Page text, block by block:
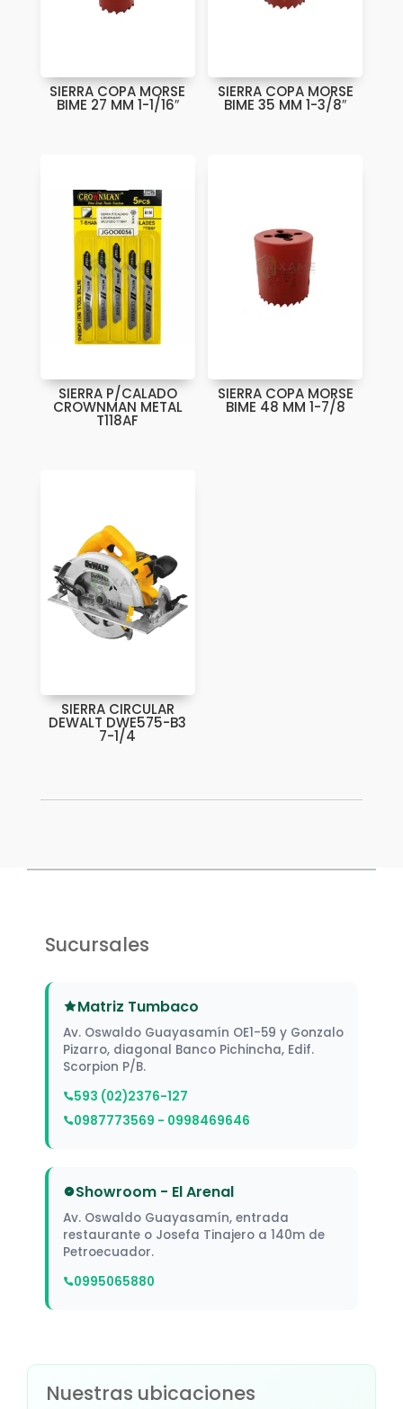
SIERRA COPA MORSE
BIME 27 MM 1-1/16″
SIERRA COPA MORSE
BIME 35 MM 1-3/8″
SIERRA P/CALADO
CROWNMAN METAL
T118AF
SIERRA COPA MORSE
BIME 48 MM 1-7/8
SIERRA CIRCULAR
DEWALT DWE575-B3
7-1/4
Sucursales
Matriz Tumbaco
Av. Oswaldo Guayasamín OE1-59 y Gonzalo
Pizarro, diagonal Banco Pichincha, Edif.
Scorpion P/B.
593 (02)2376-127
0987773569 - 0998469646
Showroom - El Arenal
Av. Oswaldo Guayasamín, entrada
restaurante o Josefa Tinajero a 140m de
Petroecuador.
0995065880
Nuestras ubicaciones